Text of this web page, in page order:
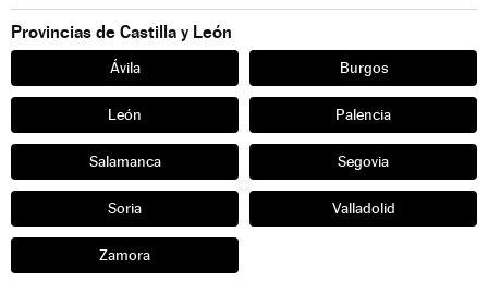
Provincias de Castilla y León
Ávila Burgos
León Palencia
Salamanca Segovia
Soria Valladolid
Zamora